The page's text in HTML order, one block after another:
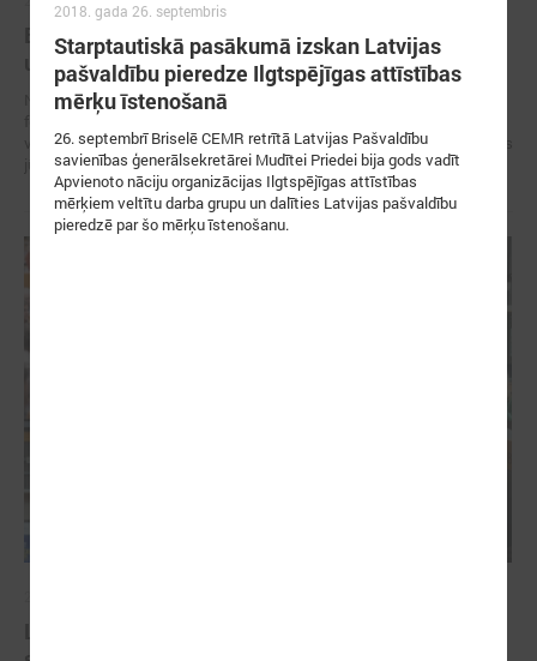
Baltijas jūras reģiona noturība sākas ar
uzticēšanos, sadarbību un rīcību
No 11. līdz 13. maijam Tallinā norisinājās 17. EUSBSR ikgadējais
forums, kas pulcēja valdību un pašvaldību pārstāvjus, politikas
veidotājus, pētniekus un pilsoniskās sabiedrības līderus no visa Baltijas
jūras reģiona.
2018. gada 26. septembris
Starptautiskā pasākumā izskan Latvijas
pašvaldību pieredze Ilgtspējīgas attīstības
mērķu īstenošanā
26. septembrī Briselē CEMR retrītā Latvijas Pašvaldību
savienības ģenerālsekretārei Mudītei Priedei bija gods vadīt
Apvienoto nāciju organizācijas Ilgtspējīgas attīstības
mērķiem veltītu darba grupu un dalīties Latvijas pašvaldību
pieredzē par šo mērķu īstenošanu.